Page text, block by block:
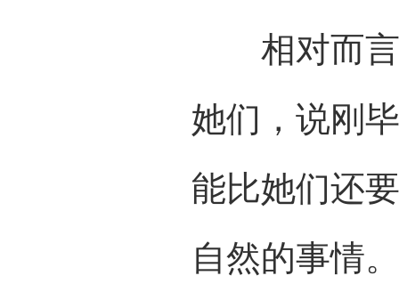
相对而言
她们，说刚
能比她们还
自然的事情。